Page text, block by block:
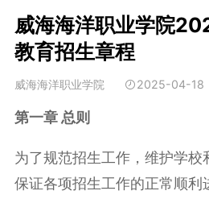
威海海洋职业学院
教育招生章程
威海海洋职业学院 2025-04-18
第一章 总则
为了规范招生工作，维护学校
保证各项招生工作的正常顺利